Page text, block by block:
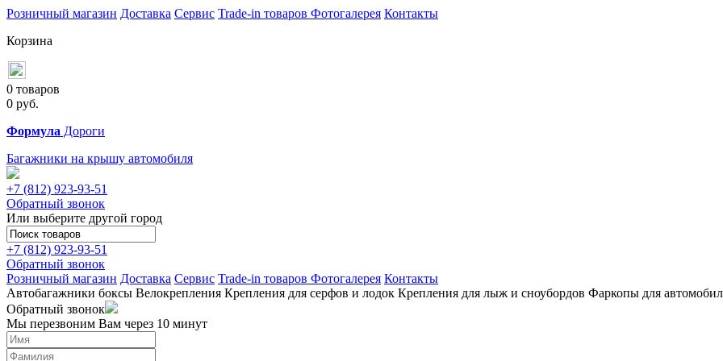
Розничный магазин Доставка Сервис Trade-in товаров Фотогалерея Контакты
Корзина
0 товаров
0 руб.
Формула Дороги
Багажники на крышу автомобиля
+7 (812) 923-93-51
Обратный звонок
Или выберите другой город
+7 (812) 923-93-51
Обратный звонок
Розничный магазин Доставка Сервис Trade-in товаров Фотогалерея Контакты
Автобагажники боксы Велокрепления Крепления для серфов и лодок Крепления для лыж и сноубордов Фаркопы для
Обратный звонок
Мы перезвоним Вам через 10 минут